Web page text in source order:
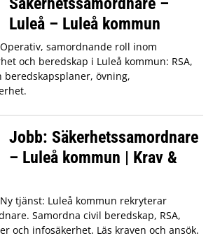
Luleå – Luleå kommun
Operativ, samordnande roll inom
och beredskap i Luleå kommun: RSA,
beredskapsplaner, övning,
Jobb: Säkerhetssamordnare
– Luleå kommun | Krav &
Ny tjänst: Luleå kommun rekryterar
Samordna civil beredskap, RSA,
och infosäkerhet. Läs kraven och ansök.